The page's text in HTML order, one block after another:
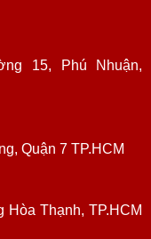
15, Phú Nhuận,
Quận 7 TP.HCM
Thạnh, TP.HCM